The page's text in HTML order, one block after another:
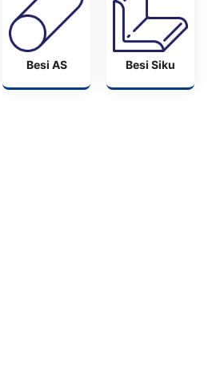
Besi AS Besi Siku